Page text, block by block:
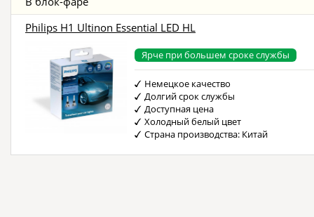
Philips H1 Ultinon Essential LED HL
Ярче при большем сроке службы
Немецкое качество
Долгий срок службы
Доступная цена
Холодный белый цвет
Страна производства: Китай